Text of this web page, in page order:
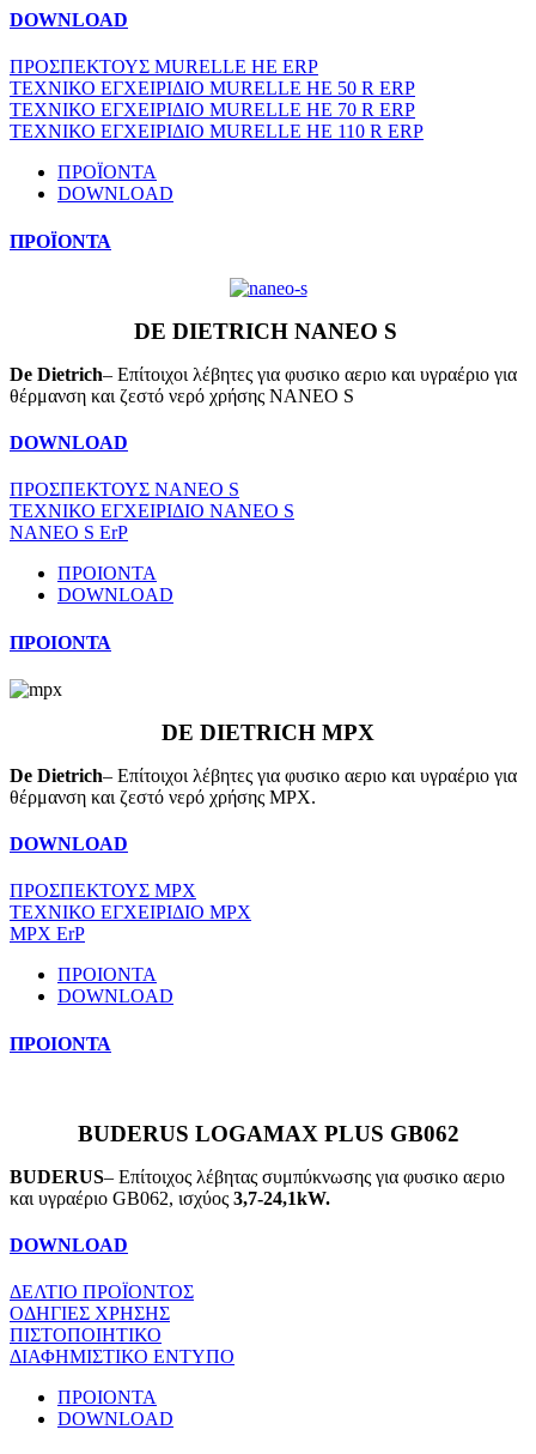
DOWNLOAD
ΠΡΟΣΠΕΚΤΟΥΣ MURELLE HE ERP
ΤΕΧΝΙΚΟ ΕΓΧΕΙΡΙΔΙΟ MURELLE HE 50 R ERP
ΤΕΧΝΙΚΟ ΕΓΧΕΙΡΙΔΙΟ MURELLE HE 70 R ERP
ΤΕΧΝΙΚΟ ΕΓΧΕΙΡΙΔΙΟ MURELLE HE 110 R ERP
ΠΡΟΪΟΝΤΑ
DOWNLOAD
ΠΡΟΪΟΝΤΑ
DE DIETRICH NANEO S
De Dietrich– Επίτοιχοι λέβητες για φυσικο αεριο και υγραέριο για
θέρμανση και ζεστό νερό χρήσης NANEO S
DOWNLOAD
ΠΡΟΣΠΕΚΤΟΥΣ NANEO S
ΤΕΧΝΙΚΟ ΕΓΧΕΙΡΙΔΙΟ NANEO S
NANEO S ErP
ΠΡΟΙΟΝΤΑ
DOWNLOAD
ΠΡΟΙΟΝΤΑ
DE DIETRICH MPX
De Dietrich– Επίτοιχοι λέβητες για φυσικο αεριο και υγραέριο για
θέρμανση και ζεστό νερό χρήσης MPX.
DOWNLOAD
ΠΡΟΣΠΕΚΤΟΥΣ MPX
ΤΕΧΝΙΚΟ ΕΓΧΕΙΡΙΔΙΟ MPX
MPX ErP
ΠΡΟΙΟΝΤΑ
DOWNLOAD
ΠΡΟΙΟΝΤΑ
BUDERUS LOGAMAX PLUS GB062
BUDERUS– Επίτοιχος λέβητας συμπύκνωσης για φυσικο αεριο
και υγραέριο GB062, ισχύος 3,7-24,1kW.
DOWNLOAD
ΔΕΛΤΙΟ ΠΡΟΪΟΝΤΟΣ
ΟΔΗΓΙΕΣ ΧΡΗΣΗΣ
ΠΙΣΤΟΠΟΙΗΤΙΚΟ
ΔΙΑΦΗΜΙΣΤΙΚΟ ΕΝΤΥΠΟ
ΠΡΟΙΟΝΤΑ
DOWNLOAD